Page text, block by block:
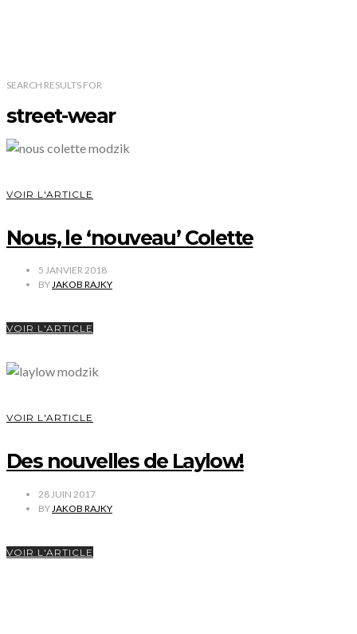
SEARCH RESULTS FOR
street-wear
VOIR L'ARTICLE
Nous, le ‘nouveau’ Colette
5 JANVIER 2018
BYJAKOB RAJKY
VOIR L'ARTICLE
VOIR L'ARTICLE
Des nouvelles de Laylow!
28 JUIN 2017
BY JAKOB RAJKY
VOIR L'ARTICLE